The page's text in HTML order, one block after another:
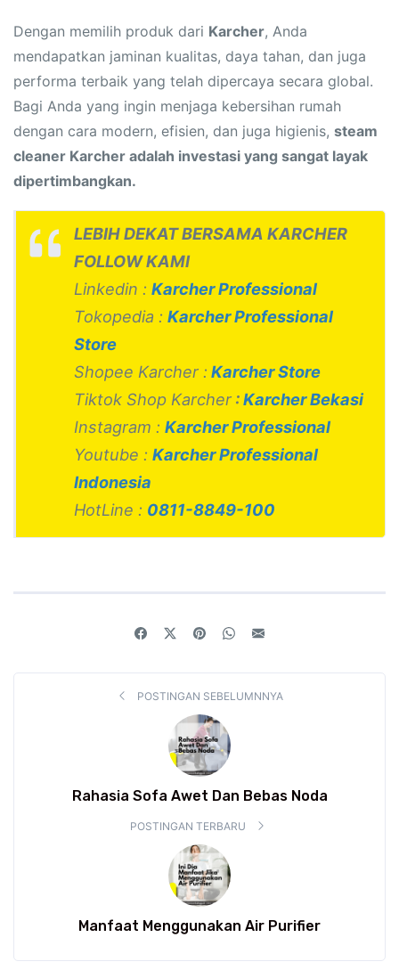
Dengan memilih produk dari Karcher, Anda
mendapatkan jaminan kualitas, daya tahan, dan juga
performa terbaik yang telah dipercaya secara global.
Bagi Anda yang ingin menjaga kebersihan rumah
dengan cara modern, efisien, dan juga higienis, steam
cleaner Karcher adalah investasi yang sangat layak
dipertimbangkan.
LEBIH DEKAT BERSAMA KARCHER
FOLLOW KAMI
Linkedin : Karcher Professional
Tokopedia : Karcher Professional
Store
Shopee Karcher : Karcher Store
Tiktok Shop Karcher :Karcher Bekasi
Instagram : Karcher Professional
Youtube : Karcher Professional
Indonesia
HotLine : 0811-8849-100
POSTINGAN SEBELUMNNYA
Rahasia Sofa Awet Dan Bebas Noda
POSTINGAN TERBARU
Manfaat Menggunakan Air Purifier